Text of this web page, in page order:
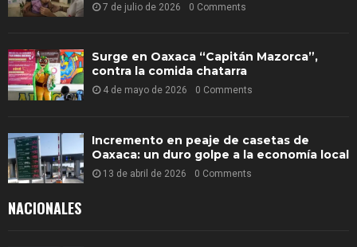
7 de julio de 2026 0 Comments
Surge en Oaxaca “Capitán Mazorca”,
contra la comida chatarra
4 de mayo de 2026 0 Comments
Incremento en peaje de casetas de
Oaxaca: un duro golpe a la economía local
13 de abril de 2026 0 Comments
NACIONALES